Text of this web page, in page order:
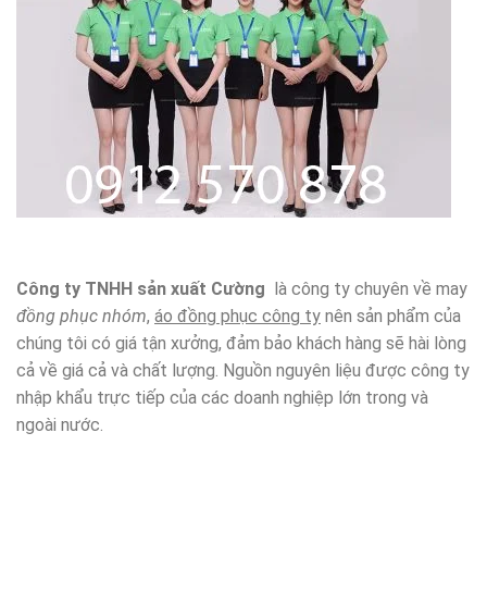
Công ty TNHH sản xuất Cường là công ty chuyên về may
đồng phục nhóm, áo đồng phục công ty nên sản phẩm của
chúng tôi có giá tận xưởng, đảm bảo khách hàng sẽ hài lòng
cả về giá cả và chất lượng. Nguồn nguyên liệu được công ty
nhập khẩu trực tiếp của các doanh nghiệp lớn trong và
ngoài nước.